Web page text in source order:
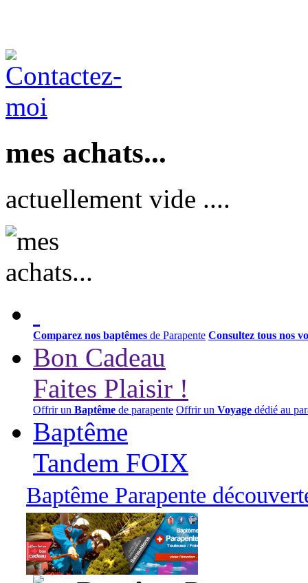
mes achats...
actuellement vide ....
Comparez nos baptêmes de Parapente Consultez tous nos
Bon Cadeau
Faites Plaisir !
Offrir un Baptême de parapente Offrir un Voyage dédié au
Baptême
Tandem FOIX
Baptême Parapente
95,00 euros